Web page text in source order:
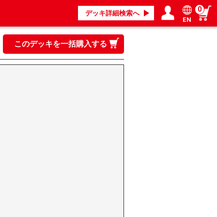
デッキ詳細検索へ
ログイン／会員登録
マイページ
EN
0
このデッキを一括購入する